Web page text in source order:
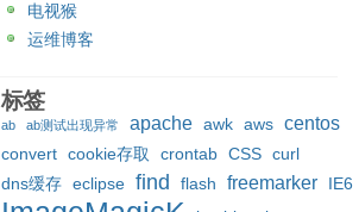
电视猴
运维博客
标签
ab ab测试出现异常 apache awk aws centos
convert cookie存取 crontab CSS curl
dns缓存 eclipse find flash freemarker IE6